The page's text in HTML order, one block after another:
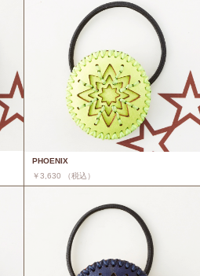
PHOENIX
￥3,630 （税込）